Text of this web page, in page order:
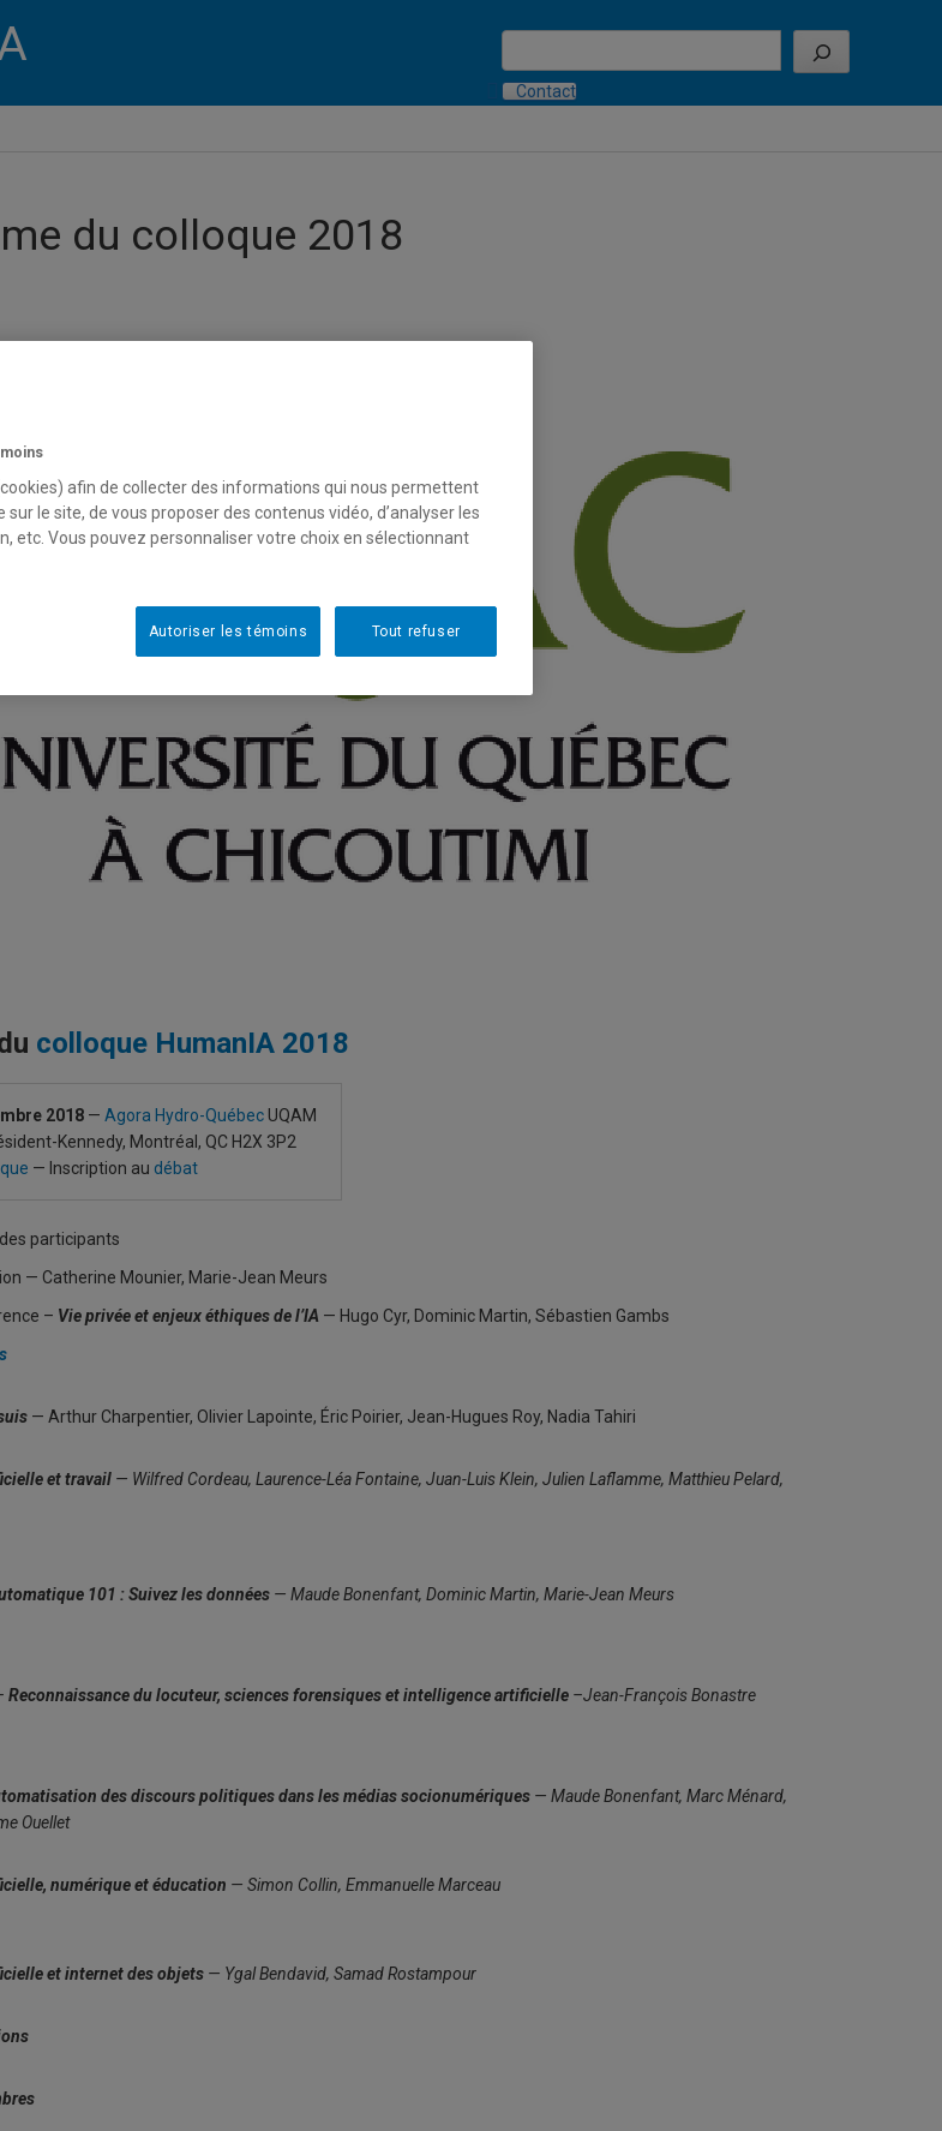
Contact
du colloque 2018
colloque HumanIA 2018
2018 — Agora Hydro-Québec UQAM
Kennedy, Montréal, QC H2X 3P2
— Inscription au débat
participants
— Catherine Mounier, Marie-Jean Meurs
– Vie privée et enjeux éthiques de l’IA — Hugo Cyr, Dominic Martin, Sébastien Gambs
— Arthur Charpentier, Olivier Lapointe, Éric Poirier, Jean-Hugues Roy, Nadia Tahiri
et travail — Wilfred Cordeau, Laurence-Léa Fontaine, Juan-Luis Klein, Julien Laflamme, Matthieu Pelard,
101 : Suivez les données — Maude Bonenfant, Dominic Martin, Marie-Jean Meurs
Reconnaissance du locuteur, sciences forensiques et intelligence artificielle –Jean-François Bonastre
des discours politiques dans les médias socionumériques — Maude Bonenfant, Marc Ménard,
Ouellet
numérique et éducation — Simon Collin, Emmanuelle Marceau
et internet des objets — Ygal Bendavid, Samad Rostampour
afin de collecter des informations qui nous permettent
le site, de vous proposer des contenus vidéo, d’analyser les
etc. Vous pouvez personnaliser votre choix en sélectionnant
Tout refuser
Autoriser les témoins